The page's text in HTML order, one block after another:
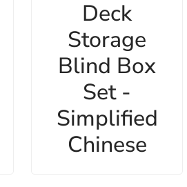
Deck
Storage
Blind Box
Set -
Simplified
Chinese